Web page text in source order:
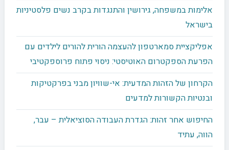
אלימות במשפחה, גירושין והתנגדות בקרב נשים פלסטיניות
בישראל
אפליקציית סמארטפון להעצמה הורית להורים לילדים עם
הפרעת הספקטרום האוטיסטי: ניסוי פתוח פרוספקטיבי
הקרחון של הזהות המדעית: אי-שוויון מבני בפרקטיקות
ובנטיות הקשורות למדעים
החיפוש אחר זהות: הגדרת העבודה הסוציאלית – עבר,
הווה, עתיד